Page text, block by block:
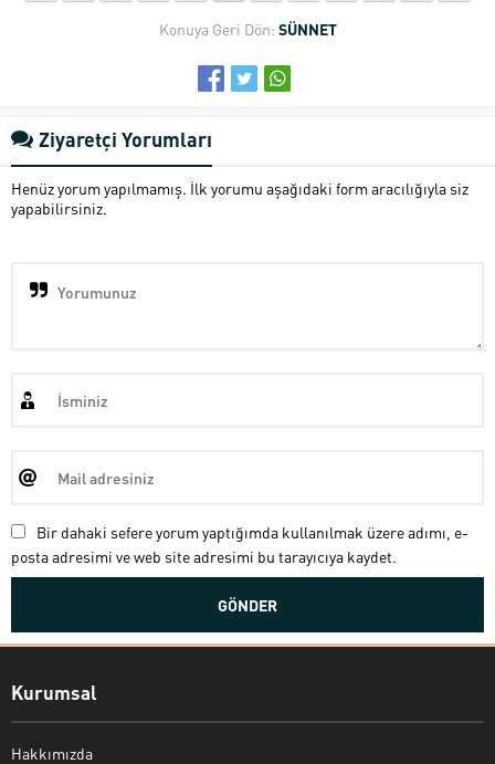
Konuya Geri Dön: SÜNNET
Ziyaretçi Yorumları
Henüz yorum yapılmamış. İlk yorumu aşağıdaki form aracılığıyla siz
yapabilirsiniz.
Bir dahaki sefere yorum yaptığımda kullanılmak üzere adımı, e-
posta adresimi ve web site adresimi bu tarayıcıya kaydet.
Kurumsal
Hakkımızda